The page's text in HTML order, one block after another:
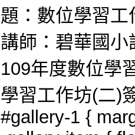
題：數位學習
講師：碧華國
109年度數位學
學習工作坊(二)
#gallery-1 {